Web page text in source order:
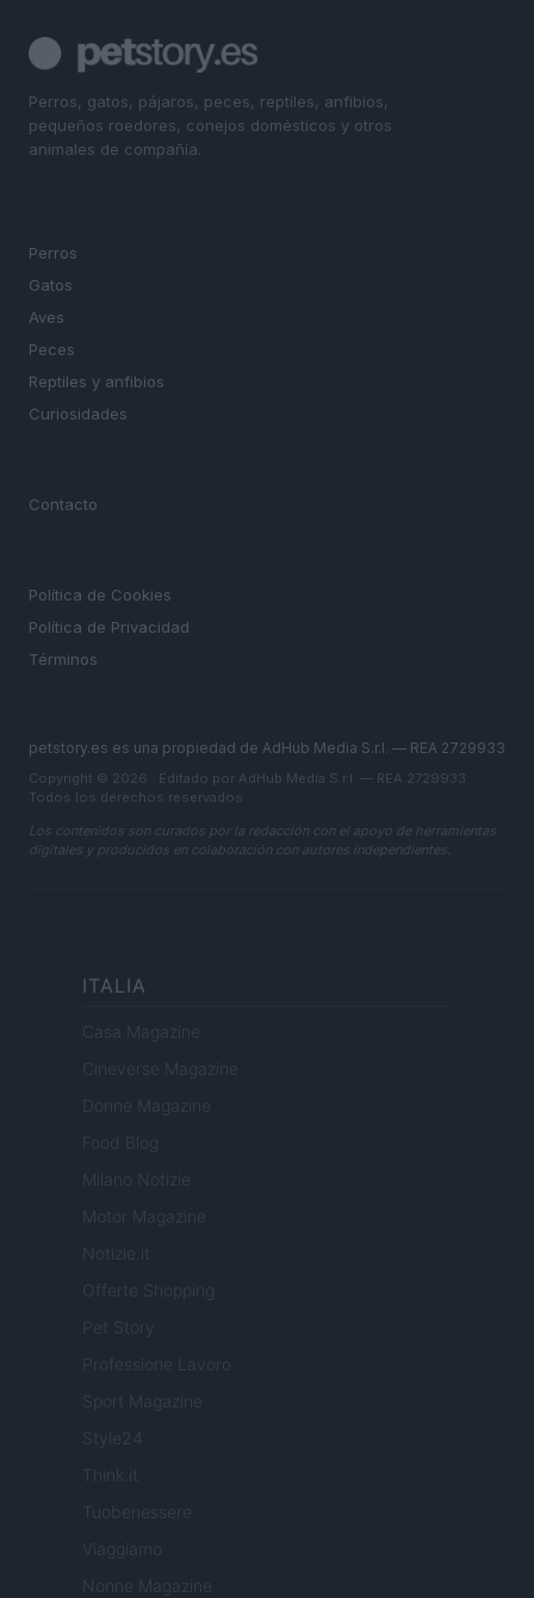
Perros, gatos, pájaros, peces, reptiles, anfibios,
pequeños roedores, conejos domésticos y otros
animales de compañía.
Perros
Gatos
Aves
Peces
Reptiles y anfibios
Curiosidades
Contacto
Política de Cookies
Política de Privacidad
Términos
petstory.es es una propiedad de AdHub Media S.r.l. — REA 2729933
Copyright © 2026 · Editado por AdHub Media S.r.l. — REA 2729933
Todos los derechos reservados
Los contenidos son curados por la redacción con el apoyo de herramientas
digitales y producidos en colaboración con autores independientes.
ITALIA
Casa Magazine
Cineverse Magazine
Donne Magazine
Food Blog
Milano Notizie
Motor Magazine
Notizie.it
Offerte Shopping
Professione Lavoro
Sport Magazine
Style24
Think.it
Tuobenessere
Viaggiamo
Nonne Magazine